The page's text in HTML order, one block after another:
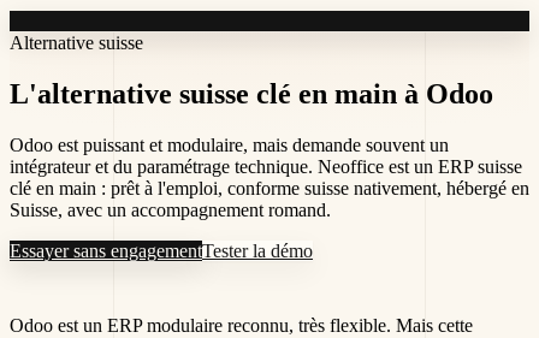
Alternative suisse
L'alternative suisse clé en main à Odoo
Odoo est puissant et modulaire, mais demande souvent un
intégrateur et du paramétrage technique. Neoffice est un ERP suisse
clé en main : prêt à l'emploi, conforme suisse nativement, hébergé en
Suisse, avec un accompagnement romand.
Essayer sans engagementTester la démo
Odoo est un ERP modulaire reconnu, très flexible. Mais cette